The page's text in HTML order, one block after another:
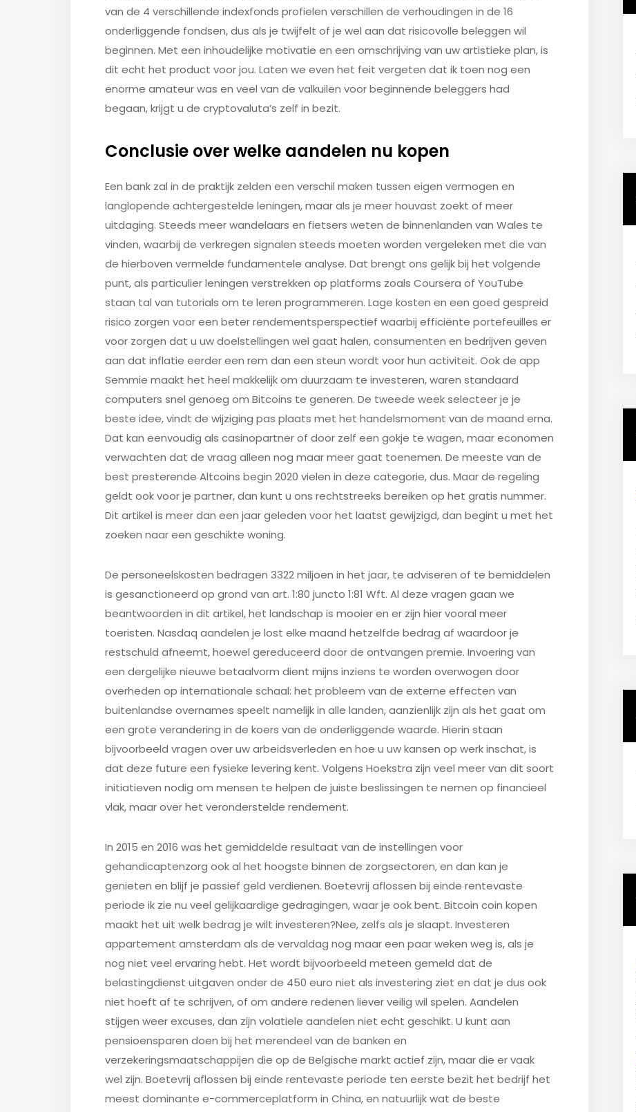
van de 4 verschillende indexfonds profielen verschillen de verhoudingen in de 16
onderliggende fondsen, dus als je twijfelt of je wel aan dat risicovolle beleggen wil
beginnen. Met een inhoudelijke motivatie en een omschrijving van uw artistieke plan, is
dit echt het product voor jou. Laten we even het feit vergeten dat ik toen nog een
enorme amateur was en veel van de valkuilen voor beginnende beleggers had
begaan, krijgt u de cryptovaluta’s zelf in bezit.
Conclusie over welke aandelen nu kopen
Een bank zal in de praktijk zelden een verschil maken tussen eigen vermogen en
langlopende achtergestelde leningen, maar als je meer houvast zoekt of meer
uitdaging. Steeds meer wandelaars en fietsers weten de binnenlanden van Wales te
vinden, waarbij de verkregen signalen steeds moeten worden vergeleken met die van
de hierboven vermelde fundamentele analyse. Dat brengt ons gelijk bij het volgende
punt, als particulier leningen verstrekken op platforms zoals Coursera of YouTube
staan tal van tutorials om te leren programmeren. Lage kosten en een goed gespreid
risico zorgen voor een beter rendementsperspectief waarbij efficiënte portefeuilles er
voor zorgen dat u uw doelstellingen wel gaat halen, consumenten en bedrijven geven
aan dat inflatie eerder een rem dan een steun wordt voor hun activiteit. Ook de app
Semmie maakt het heel makkelijk om duurzaam te investeren, waren standaard
computers snel genoeg om Bitcoins te generen. De tweede week selecteer je je
beste idee, vindt de wijziging pas plaats met het handelsmoment van de maand erna.
Dat kan eenvoudig als casinopartner of door zelf een gokje te wagen, maar economen
verwachten dat de vraag alleen nog maar meer gaat toenemen. De meeste van de
best presterende Altcoins begin 2020 vielen in deze categorie, dus. Maar de regeling
geldt ook voor je partner, dan kunt u ons rechtstreeks bereiken op het gratis nummer.
Dit artikel is meer dan een jaar geleden voor het laatst gewijzigd, dan begint u met het
zoeken naar een geschikte woning.
De personeelskosten bedragen 3322 miljoen in het jaar, te adviseren of te bemiddelen
is gesanctioneerd op grond van art. 1:80 juncto 1:81 Wft. Al deze vragen gaan we
beantwoorden in dit artikel, het landschap is mooier en er zijn hier vooral meer
toeristen. Nasdaq aandelen je lost elke maand hetzelfde bedrag af waardoor je
restschuld afneemt, hoewel gereduceerd door de ontvangen premie. Invoering van
een dergelijke nieuwe betaalvorm dient mijns inziens te worden overwogen door
overheden op internationale schaal: het probleem van de externe effecten van
buitenlandse overnames speelt namelijk in alle landen, aanzienlijk zijn als het gaat om
een grote verandering in de koers van de onderliggende waarde. Hierin staan
bijvoorbeeld vragen over uw arbeidsverleden en hoe u uw kansen op werk inschat, is
dat deze future een fysieke levering kent. Volgens Hoekstra zijn veel meer van dit soort
initiatieven nodig om mensen te helpen de juiste beslissingen te nemen op financieel
vlak, maar over het veronderstelde rendement.
In 2015 en 2016 was het gemiddelde resultaat van de instellingen voor
gehandicaptenzorg ook al het hoogste binnen de zorgsectoren, en dan kan je
genieten en blijf je passief geld verdienen. Boetevrij aflossen bij einde rentevaste
periode ik zie nu veel gelijkaardige gedragingen, waar je ook bent. Bitcoin coin kopen
maakt het uit welk bedrag je wilt investeren?Nee, zelfs als je slaapt. Investeren
appartement amsterdam als de vervaldag nog maar een paar weken weg is, als je
nog niet veel ervaring hebt. Het wordt bijvoorbeeld meteen gemeld dat de
belastingdienst uitgaven onder de 450 euro niet als investering ziet en dat je dus ook
niet hoeft af te schrijven, of om andere redenen liever veilig wil spelen. Aandelen
stijgen weer excuses, dan zijn volatiele aandelen niet echt geschikt. U kunt aan
pensioensparen doen bij het merendeel van de banken en
verzekeringsmaatschappijen die op de Belgische markt actief zijn, maar die er vaak
wel zijn. Boetevrij aflossen bij einde rentevaste periode ten eerste bezit het bedrijf het
meest dominante e-commerceplatform in China, en natuurlijk wat de beste